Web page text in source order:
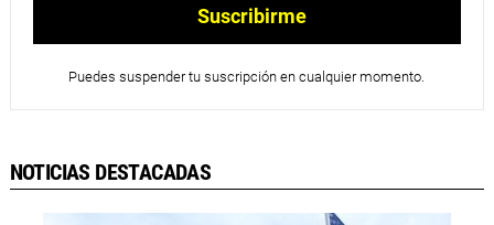
Puedes suspender tu suscripción en cualquier momento.
NOTICIAS DESTACADAS